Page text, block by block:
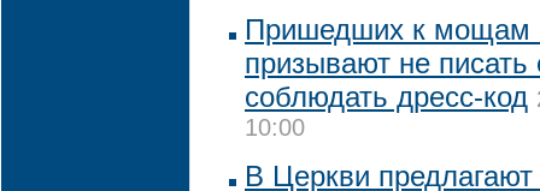
Пришедших к мощам
призывают не
соблюдать дресс-код
10:00
В Церкви